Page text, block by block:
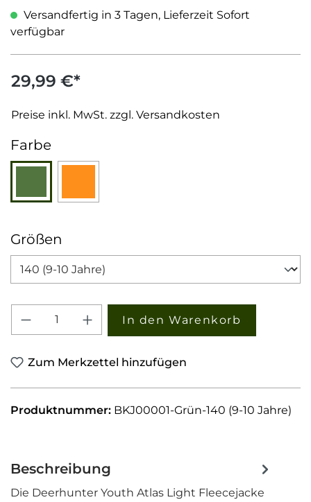
29,99 €*
Preise inkl. MwSt. zzgl. Versandkosten
Versandfertig in 3 Tagen, Lieferzeit Sofort
verfügbar
Farbeauswählen
Größen
Produkt Anzahl: Gib den
In den Warenkorb
Zum Merkzettel hinzufügen
Produktnummer: BKJ00001-Grün-140 (9-10 Jahre)
Beschreibung
Die Deerhunter Youth Atlas Light Fleecejacke